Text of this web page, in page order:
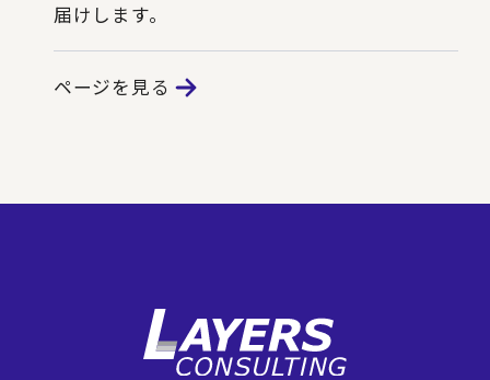
届けします。
ページを見る